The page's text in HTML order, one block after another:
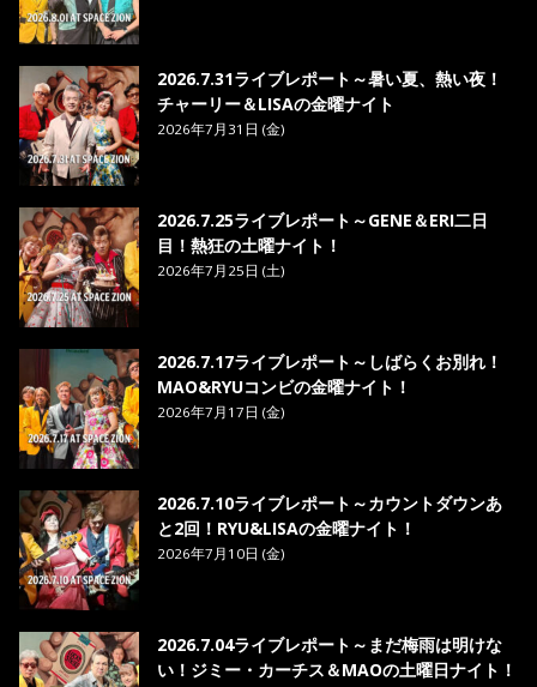
2026.7.31ライブレポート～暑い夏、熱い夜！
チャーリー＆LISAの金曜ナイト
2026年7月31日 (金)
2026.7.25ライブレポート～GENE＆ERI二日
目！熱狂の土曜ナイト！
2026年7月25日 (土)
2026.7.17ライブレポート～しばらくお別れ！
MAO&RYUコンビの金曜ナイト！
2026年7月17日 (金)
2026.7.10ライブレポート～カウントダウンあ
と2回！RYU&LISAの金曜ナイト！
2026年7月10日 (金)
2026.7.04ライブレポート～まだ梅雨は明けな
い！ジミー・カーチス＆MAOの土曜日ナイト！